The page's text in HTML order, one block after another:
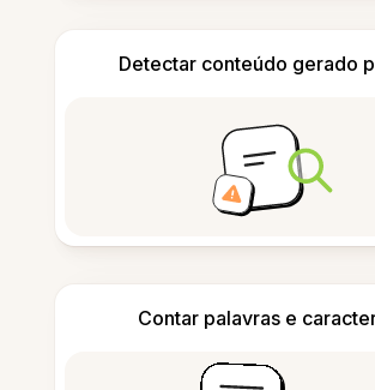
Detectar conteúdo gerado
Contar palavras e